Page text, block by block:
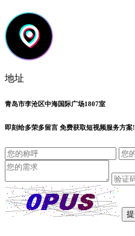
地址
青岛市李沧区中海国际广场1807室
即刻给多荣多留言 免费获取短视频服务方案!